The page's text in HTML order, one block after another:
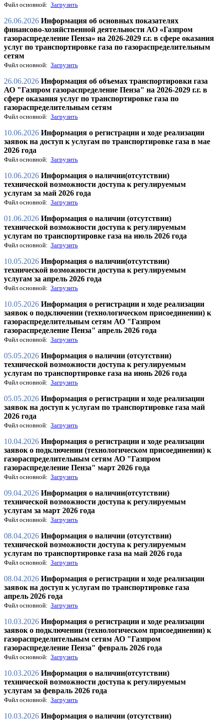
Файл основной: Загрузить
26.06.2026 Информация об основных показателях
финансово-хозяйственной деятельности АО «Газпром
газораспределение Пенза» на 2026-2029 г.г. в сфере оказания
услуг по транспортировке газа по газораспределительным
сетям
Файл основной: Загрузить
26.06.2026 Информация об объемах транспортировки газа
АО "Газпром газораспределение Пенза" на 2026-2029 г.г. в
сфере оказания услуг по транспортировке газа по
газораспределительным сетям
Файл основной: Загрузить
10.06.2026 Информация о регистрации и ходе реализации
заявок на доступ к услугам по транспортировке газа в мае
2026 годa
Файл основной: Загрузить
10.06.2026 Информация о наличии(отсутствии)
технической возможности доступа к регулируемым
услугам за май 2026 года
Файл основной: Загрузить
01.06.2026 Информация о наличии (отсутствии)
технической возможности доступа к регулируемым
услугам по транспортировке газа на июль 2026 года
Файл основной: Загрузить
10.05.2026 Информация о наличии(отсутствии)
технической возможности доступа к регулируемым
услугам за апрель 2026 года
Файл основной: Загрузить
10.05.2026 Информация о регистрации и ходе реализации
заявок о подключении (технологическом присоединении) к
газораспределительным сетям АО "Газпром
газораспределение Пенза" апрель 2026 года
Файл основной: Загрузить
05.05.2026 Информация о наличии (отсутствии)
технической возможности доступа к регулируемым
услугам по транспортировке газа на июнь 2026 года
Файл основной: Загрузить
05.05.2026 Информация о регистрации и ходе реализации
заявок на доступ к услугам по транспортировке газа май
2026 года
Файл основной: Загрузить
10.04.2026 Информация о регистрации и ходе реализации
заявок о подключении (технологическом присоединении) к
газораспределительным сетям АО "Газпром
газораспределение Пенза" март 2026 года
Файл основной: Загрузить
09.04.2026 Информация о наличии(отсутствии)
технической возможности доступа к регулируемым
услугам за март 2026 года
Файл основной: Загрузить
08.04.2026 Информация о наличии (отсутствии)
технической возможности доступа к регулируемым
услугам по транспортировке газа на май 2026 года
Файл основной: Загрузить
08.04.2026 Информация о регистрации и ходе реализации
заявок на доступ к услугам по транспортировке газа
апрель 2026 года
Файл основной: Загрузить
10.03.2026 Информация о регистрации и ходе реализации
заявок о подключении (технологическом присоединении) к
газораспределительным сетям АО "Газпром
газораспределение Пенза" февраль 2026 года
Файл основной: Загрузить
10.03.2026 Информация о наличии(отсутствии)
технической возможности доступа к регулируемым
услугам за февраль 2026 года
Файл основной: Загрузить
10.03.2026 Информация о наличии (отсутствии)